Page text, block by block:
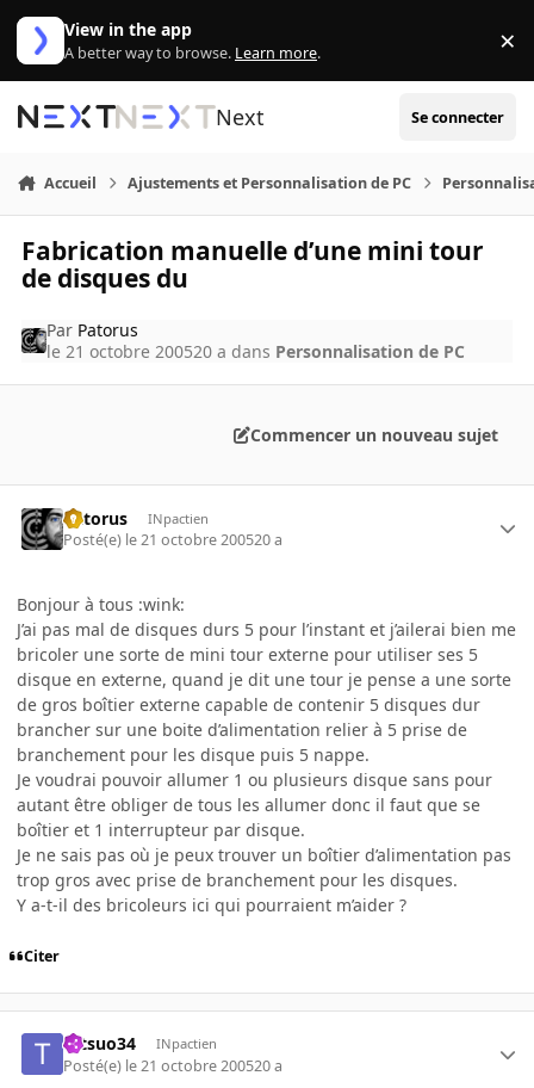
Aller au contenu
View in the app
A better way to browse. Learn more. ×
Next Se connecter
Accueil Ajustements et Personnalisation de PC
Fabrication manuelle d’une mini tour
de disques du
Par Patorus
le 21 octobre 200520 a dans Personnalisation de PC
Commencer un nouveau sujet
Patorus INpactien
Posté(e) le 21 octobre 200520 a
Bonjour à tous :wink:
J’ai pas mal de disques durs 5 pour l’instant et j’ailerai bien me
bricoler une sorte de mini tour externe pour utiliser ses 5
disque en externe, quand je dit une tour je pense a une sorte
de gros boîtier externe capable de contenir 5 disques dur
brancher sur une boite d’alimentation relier à 5 prise de
branchement pour les disque puis 5 nappe.
Je voudrai pouvoir allumer 1 ou plusieurs disque sans pour
autant être obliger de tous les allumer donc il faut que se
boîtier et 1 interrupteur par disque.
Je ne sais pas où je peux trouver un boîtier d’alimentation pas
trop gros avec prise de branchement pour les disques.
Y a-t-il des bricoleurs ici qui pourraient m’aider ?
Citer
tetsuo34 INpactien
Posté(e) le 21 octobre 200520 a